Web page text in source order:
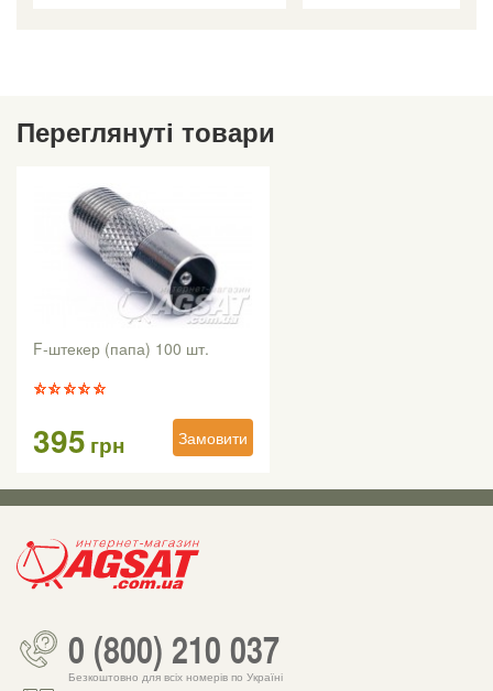
Переглянуті товари
F-штекер (папа) 100 шт.
395 грн Замовити
0 (800) 210 037
Безкоштовно для всіх номерів по Україні